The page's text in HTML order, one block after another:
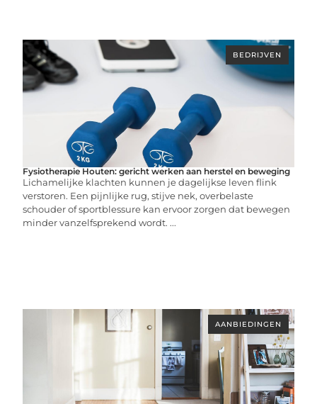
BEDRIJVEN
Fysiotherapie Houten: gericht werken aan herstel en beweging
Lichamelijke klachten kunnen je dagelijkse leven flink
verstoren. Een pijnlijke rug, stijve nek, overbelaste
schouder of sportblessure kan ervoor zorgen dat bewegen
minder vanzelfsprekend wordt. ...
AANBIEDINGEN